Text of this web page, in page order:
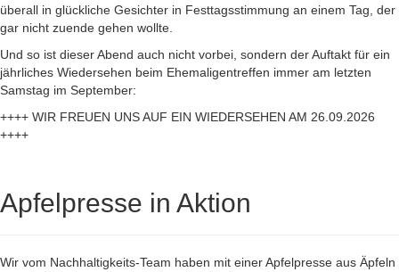
überall in glückliche Gesichter in Festtagsstimmung an einem Tag, der
gar nicht zuende gehen wollte.
Und so ist dieser Abend auch nicht vorbei, sondern der Auftakt für ein
jährliches Wiedersehen beim Ehemaligentreffen immer am letzten
Samstag im September:
++++ WIR FREUEN UNS AUF EIN WIEDERSEHEN AM 26.09.2026
++++
Apfelpresse in Aktion
Wir vom Nachhaltigkeits-Team haben mit einer Apfelpresse aus Äpfeln